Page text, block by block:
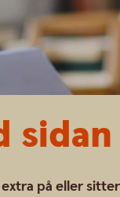
på eller